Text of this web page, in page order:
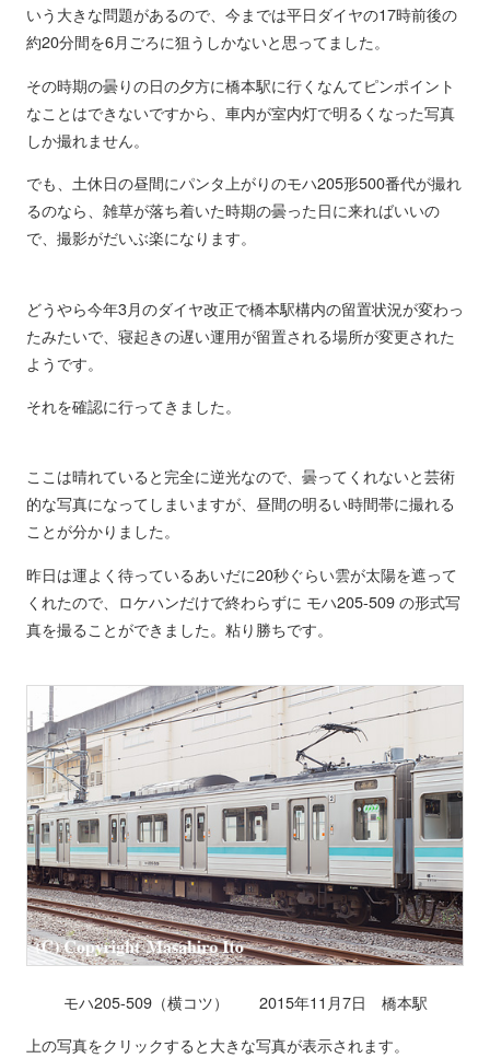
いう大きな問題があるので、今までは平日ダイヤの17時前後の
約20分間を6月ごろに狙うしかないと思ってました。
その時期の曇りの日の夕方に橋本駅に行くなんてピンポイント
なことはできないですから、車内が室内灯で明るくなった写真
しか撮れません。
でも、土休日の昼間にパンタ上がりのモハ205形500番代が撮れ
るのなら、雑草が落ち着いた時期の曇った日に来ればいいの
で、撮影がだいぶ楽になります。
どうやら今年3月のダイヤ改正で橋本駅構内の留置状況が変わっ
たみたいで、寝起きの遅い運用が留置される場所が変更された
ようです。
それを確認に行ってきました。
ここは晴れていると完全に逆光なので、曇ってくれないと芸術
的な写真になってしまいますが、昼間の明るい時間帯に撮れる
ことが分かりました。
昨日は運よく待っているあいだに20秒ぐらい雲が太陽を遮って
くれたので、ロケハンだけで終わらずに モハ205-509 の形式写
真を撮ることができました。粘り勝ちです。
モハ205-509（横コツ） 2015年11月7日 橋本駅
上の写真をクリックすると大きな写真が表示されます。